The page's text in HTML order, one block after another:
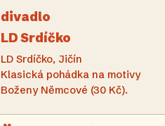
divadlo
LD Srdíčko
LD Srdíčko, Jičín
Klasická pohádka na motivy
Boženy Němcové (30 Kč).